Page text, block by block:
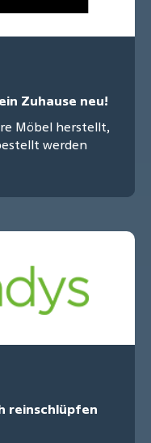
Zuhause neu!
Möbel herstellt,
werden
reinschlüpfen